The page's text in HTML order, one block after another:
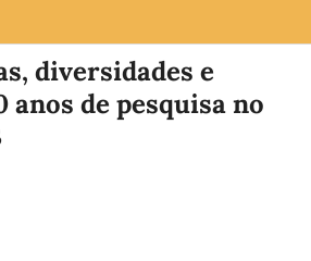
diversidades e
anos de pesquisa no